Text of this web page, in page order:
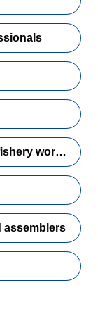
6. Skilled agricultural, forestry and fishery workers
assemblers